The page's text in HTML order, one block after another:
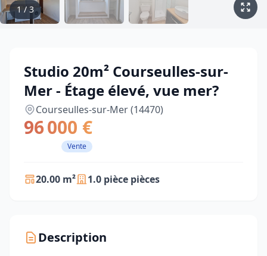
1 / 3
Studio 20m² Courseulles-sur-
Mer - Étage élevé, vue mer?
Courseulles-sur-Mer (14470)
96 000 €
Vente
20.00 m² 1.0 pièce pièces
Description